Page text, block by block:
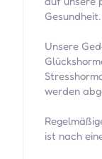
Gesundheit.
Unsere
werden
ist nach